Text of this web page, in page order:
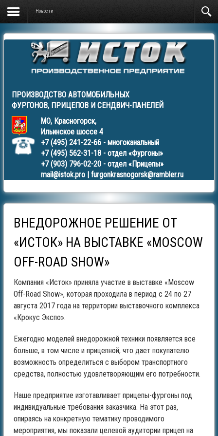
Новости
ПРОИЗВОДСТВО АВТОМОБИЛЬНЫХ
ФУРГОНОВ, ПРИЦЕПОВ И СЕНДВИЧ-ПАНЕЛЕЙ
МО, Красногорск,
Ильинское шоссе 4
+7 (495) 241-22-66 - многоканальный
+7 (495) 562-31-18 - отдел «Фургоны»
+7 (903) 796-02-20 - отдел «Прицепы»
mail@istok.pro
furgonkrasnogorsk@rambler.ru
ВНЕДОРОЖНОЕ РЕШЕНИЕ ОТ
«ИСТОК» НА ВЫСТАВКЕ «MOSCOW
OFF-ROAD SHOW»
Компания «Исток» приняла участие в выставке «Moscow
Off-Road Show», которая проходила в период с 24 по 27
августа 2017 года на территории выставочного комплекса
«Крокус Экспо».
Ежегодно моделей внедорожной техники появляется все
больше, в том числе и прицепной, что дает покупателю
возможность определиться с выбором транспортного
средства, полностью удовлетворяющим его потребности.
Наше предприятие изготавливает прицепы-фургоны под
индивидуальные требования заказчика. На этот раз,
опираясь на конкретную тематику проводимого
мероприятия, мы показали целевой аудитории прицеп на